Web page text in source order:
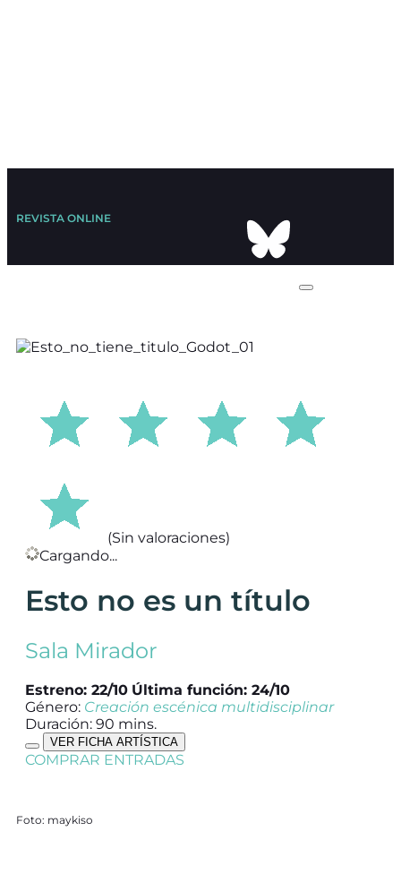
REVISTA ONLINE
(Sin valoraciones)
Cargando...
Esto no es un título
Sala Mirador
Estreno: 22/10 Última función: 24/10
Género: Creación escénica multidisciplinar
Duración: 90 mins.
VER FICHA ARTÍSTICA
COMPRAR ENTRADAS
Foto: maykiso